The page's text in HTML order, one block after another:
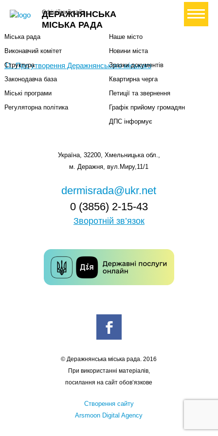
ДЕРАЖНЯНСЬКА
МІСЬКА РАДА
Офіційний сайт+ Створити петицію
11. Про утворення Деражнянського міського
Міський голова
Міська рада
Виконавчий комітет
Структура
Законодавча база
Міські програми
Регуляторна політика
Наше місто
Новини міста
Зразки документів
Квартирна черга
Петиції та звернення
Графік прийому громадян
ДПС інформує
Україна, 32200, Хмельницька обл.,
м. Деражня, вул.Миру,11/1
dermisrada@ukr.net
0 (3856) 2-15-43
Зворотній зв’язок
© Деражнянська міська рада. 2016
При використанні матеріалів,
посилання на сайт обов’язкове
Створення сайту
Arsmoon Digital Agency